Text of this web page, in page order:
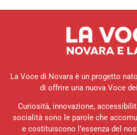
La Voce di Novara è un progetto
di offrire una nuova Voce
Curiosità, innovazione,
socialità sono le parole che
e costituiscono l’essenza del